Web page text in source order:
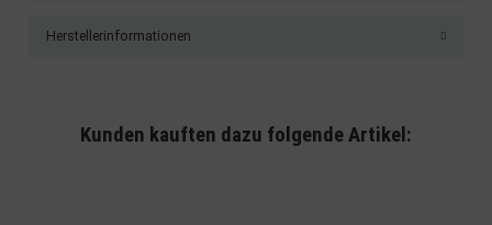
Herstellerinformationen
Kunden kauften dazu folgende Artikel:
Analyse von Zielgruppen durch Statistiken oder Kombinationen
Besondere Features:
Verwendung genauer Standortdaten